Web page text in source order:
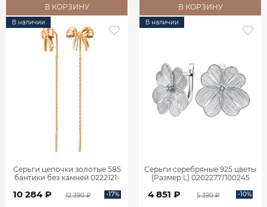
В КОРЗИНУ В КОРЗИНУ
В наличии
Серьги цепочки золотые 585
бантики без камней 0222121-
10 284 ₽ 12 390 ₽ -17%
В наличии
Серьги серебряные 925 цветы
(Размер L) 0202277Л00245
4 851 ₽ 5 390 ₽ -10%